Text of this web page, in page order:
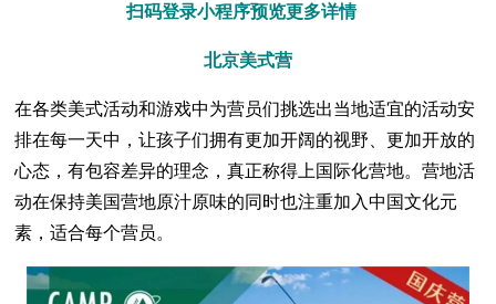
扫码登录小程序预览更多详情
北京美式营
在各类美式活动和游戏中为营员们挑选出当地适宜的活动安
排在每一天中，让孩子们拥有更加开阔的视野、更加开放的
心态，有包容差异的理念，真正称得上国际化营地。营地活
动在保持美国营地原汁原味的同时也注重加入中国文化元
素，适合每个营员。